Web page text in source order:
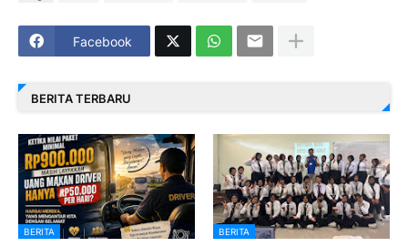
Facebook
BERITA TERBARU
BERITA BERITA